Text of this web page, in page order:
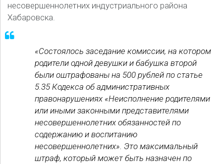
несовершеннолетних индустриального района
Хабаровска.
«Состоялось заседание комиссии, на котором
родители одной девушки и бабушка второй
были оштрафованы на 500 рублей по статье
5.35 Кодекса об административных
правонарушениях «Неисполнение родителями
или иными законными представителями
несовершеннолетних обязанностей по
содержанию и воспитанию
несовершеннолетних». Это максимальный
штраф, который может быть назначен по